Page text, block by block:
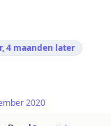
4 maanden later
2020